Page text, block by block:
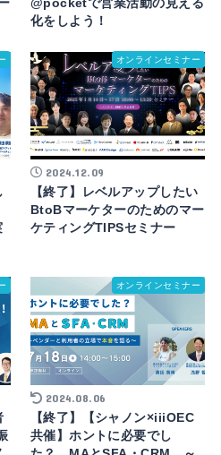
@pocketで営業活動の見える
化をしよう！
オンラインセミナー
2024.12.09
【終了】レベルアップしたい
BtoBマーケターのためのマー
ケティングTIPSセミナー
オンラインセミナー
2024.08.06
【終了】【シャノン×iiiOEC
共催】ホントに必要でし